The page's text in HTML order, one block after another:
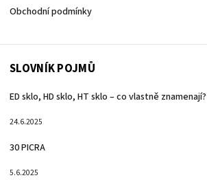
Obchodní podmínky
SLOVNÍK POJMŮ
ED sklo, HD sklo, HT sklo – co vlastně znamenají?
24.6.2025
30 PICRA
5.6.2025